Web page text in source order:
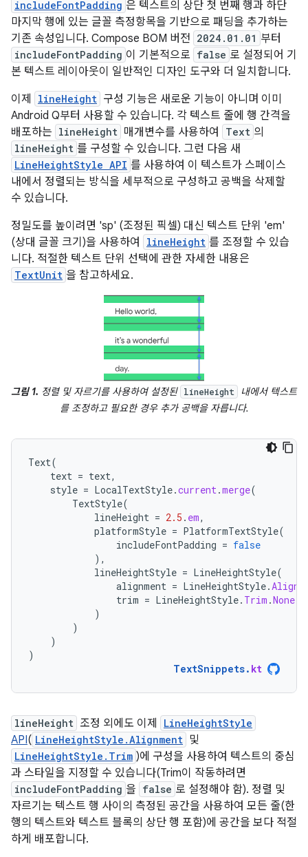
includeFontPadding 은 텍스트의 상단 첫 번째 행과 하단
마지막 행에 있는 글꼴 측정항목을 기반으로 패딩을 추가하는
기존 속성입니다. Compose BOM 버전 2024.01.01 부터
includeFontPadding 이 기본적으로 false 로 설정되어 기
본 텍스트 레이아웃이 일반적인 디자인 도구와 더 일치합니다.
이제
lineHeight 구성 기능은 새로운 기능이 아니며 이미
Android Q부터 사용할 수 있습니다. 각 텍스트 줄에 행 간격을
배포하는 lineHeight 매개변수를 사용하여 Text 의
lineHeight 를 구성할 수 있습니다. 그런 다음 새
LineHeightStyle API 를 사용하여 이 텍스트가 스페이스
내에서 정렬되는 방식을 세부적으로 구성하고 공백을 삭제할
수 있습니다.
정밀도를 높이려면 'sp' (조정된 픽셀) 대신 텍스트 단위 'em'
(상대 글꼴 크기)을 사용하여
lineHeight 를 조정할 수 있습
니다. 적절한 텍스트 단위 선택에 관한 자세한 내용은
TextUnit 을 참고하세요.
그림 1. 정렬 및 자르기를 사용하여 설정된 lineHeight
내에서 텍스트
를 조정하고 필요한 경우 추가 공백을 자릅니다.
Text(
text = text,
style = LocalTextStyle.current .merge(
TextStyle(
lineHeight = 2.5 . em,
platformStyle = PlatformTextStyle(
includeFontPadding = false
),
lineHeightStyle = LineHeightStyle(
alignment = LineHeightStyle.
trim = LineHeightStyle. Trim .None
)
)
)
)
TextSnippets. kt
lineHeight 조정 외에도 이제 LineHeightStyle
API( LineHeightStyle.Alignment 및
LineHeightStyle.Trim )에 구성을 사용하여 텍스트의 중심
과 스타일을 지정할 수 있습니다(Trim이 작동하려면
includeFontPadding 을 false 로 설정해야 함). 정렬 및
자르기는 텍스트 행 사이의 측정된 공간을 사용하여 모든 줄(한
행의 텍스트와 텍스트 블록의 상단 행 포함)에 공간을 보다 적절
하게 배포합니다.